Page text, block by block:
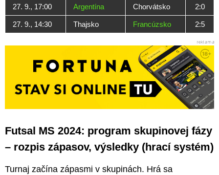
27. 9., 17:00 Argentína Chorvátsko 2:0
27. 9., 14:30 Thajsko Francúzsko 2:5
Futsal MS 2024: program skupinovej fázy
– rozpis zápasov, výsledky (hrací systém)
Turnaj začína zápasmi v skupinách. Hrá sa